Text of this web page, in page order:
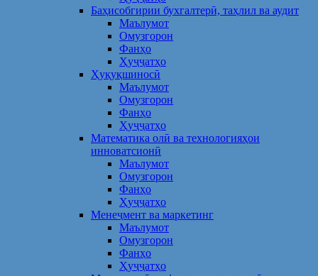
Баҳисобгирии бухгалтерӣ, таҳлил ва аудит
Маълумот
Омузгорон
Фанҳо
Ҳуҷҷатҳо
Ҳуқуқшиносӣ
Маълумот
Омузгорон
Фанҳо
Ҳуҷҷатҳо
Математика олӣ ва технологияҳои
инноватсионӣ
Маълумот
Омузгорон
Фанҳо
Ҳуҷҷатҳо
Менеҷмент ва маркетинг
Маълумот
Омузгорон
Фанҳо
Ҳуҷҷатҳо